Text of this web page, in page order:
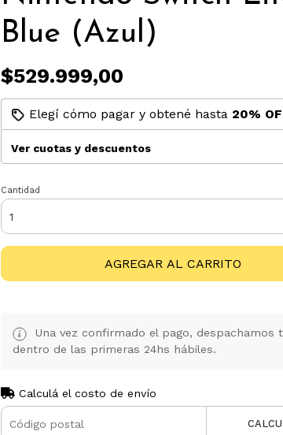
Blue (Azul)
$529.999,00
Elegí cómo pagar y obtené hasta 20%
Ver cuotas y descuentos
Cantidad
AGREGAR AL CARRITO
Una vez confirmado el pago, despachamos
dentro de las primeras 24hs hábiles.
Calculá el costo de envío